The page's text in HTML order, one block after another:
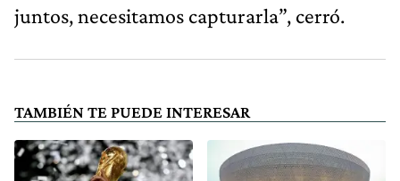
juntos, necesitamos capturarla”, cerró.
TAMBIÉN TE PUEDE INTERESAR